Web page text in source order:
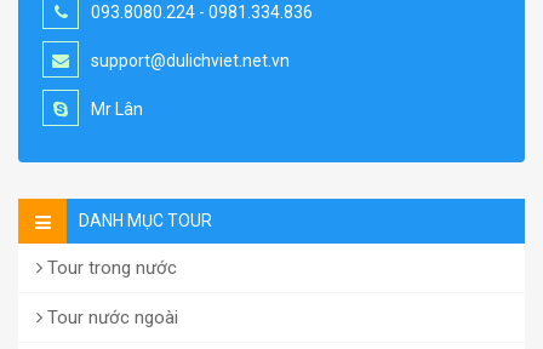
093.8080.224 - 0981.334.836
support@dulichviet.net.vn
Mr Lân
DANH MỤC TOUR
Tour trong nước
Tour nước ngoài